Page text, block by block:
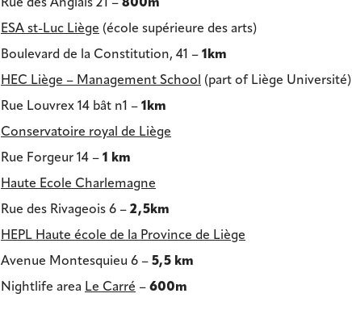
ESA st-Luc Liège (école supérieure des arts)
Boulevard de la Constitution, 41 – 1km
HEC Liège – Management School (part of Liège Université)
Rue Louvrex 14 bât n1 – 1km
Conservatoire royal de Liège
Rue Forgeur 14 – 1 km
Haute Ecole Charlemagne
Rue des Rivageois 6 – 2,5km
HEPL Haute école de la Province de Liège
Avenue Montesquieu 6 – 5,5 km
Nightlife area Le Carré – 600m